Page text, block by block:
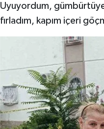
Uyuyordum,
fırladım, kapım içeri